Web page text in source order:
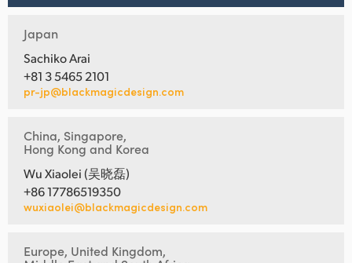
Japan
Sachiko Arai
+81 3 5465 2101
pr-jp@blackmagicdesign.com
China, Singapore,
Hong Kong and Korea
Wu Xiaolei (吴晓磊)
+86 17786519350
wuxiaolei@blackmagicdesign.com
Europe, United Kingdom,